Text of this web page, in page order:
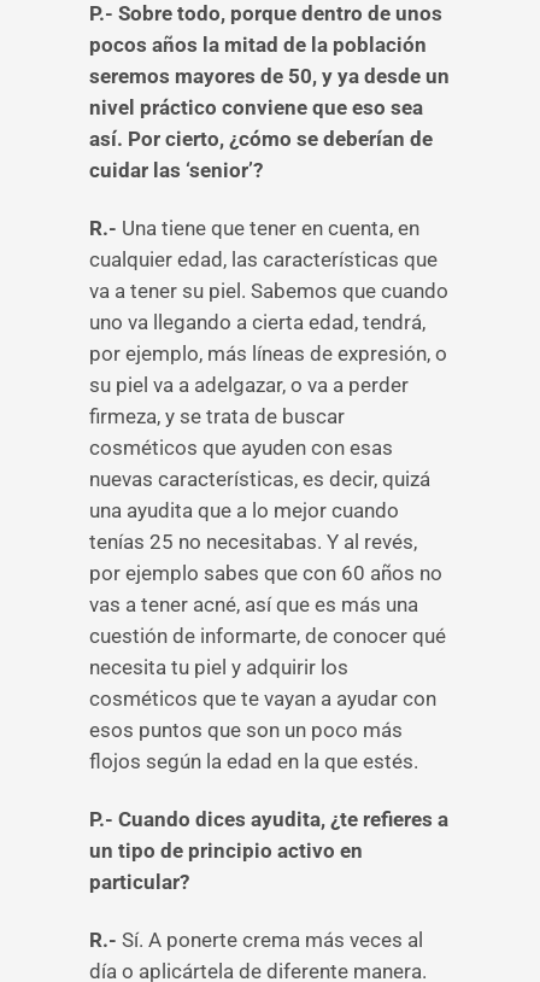
P.- Sobre todo, porque dentro de unos
pocos años la mitad de la población
seremos mayores de 50, y ya desde un
nivel práctico conviene que eso sea
así. Por cierto, ¿cómo se deberían de
cuidar las ‘senior’?
R.- Una tiene que tener en cuenta, en
cualquier edad, las características que
va a tener su piel. Sabemos que cuando
uno va llegando a cierta edad, tendrá,
por ejemplo, más líneas de expresión, o
su piel va a adelgazar, o va a perder
firmeza, y se trata de buscar
cosméticos que ayuden con esas
nuevas características, es decir, quizá
una ayudita que a lo mejor cuando
tenías 25 no necesitabas. Y al revés,
por ejemplo sabes que con 60 años no
vas a tener acné, así que es más una
cuestión de informarte, de conocer qué
necesita tu piel y adquirir los
cosméticos que te vayan a ayudar con
esos puntos que son un poco más
flojos según la edad en la que estés.
P.- Cuando dices ayudita, ¿te refieres a
un tipo de principio activo en
particular?
R.- Sí. A ponerte crema más veces al
día o aplicártela de diferente manera.